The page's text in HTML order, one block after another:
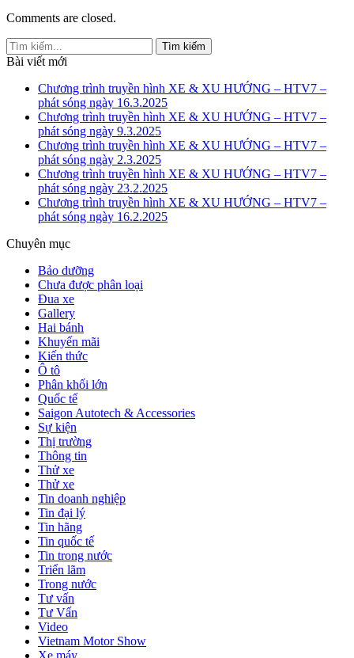
Comments are closed.
Bài viết mới
Chương trình truyền hình XE & XU HƯỚNG – HTV7 –
phát sóng ngày 16.3.2025
Chương trình truyền hình XE & XU HƯỚNG – HTV7 –
phát sóng ngày 9.3.2025
Chương trình truyền hình XE & XU HƯỚNG – HTV7 –
phát sóng ngày 2.3.2025
Chương trình truyền hình XE & XU HƯỚNG – HTV7 –
phát sóng ngày 23.2.2025
Chương trình truyền hình XE & XU HƯỚNG – HTV7 –
phát sóng ngày 16.2.2025
Chuyên mục
Bảo dưỡng
Chưa được phân loại
Đua xe
Gallery
Hai bánh
Khuyến mãi
Kiến thức
Ô tô
Phân khối lớn
Quốc tế
Saigon Autotech & Accessories
Sự kiện
Thị trường
Thông tin
Thử xe
Thử xe
Tin doanh nghiệp
Tin đại lý
Tin hãng
Tin quốc tế
Tin trong nước
Triển lãm
Trong nước
Tư vấn
Tư Vấn
Video
Vietnam Motor Show
Xe máy